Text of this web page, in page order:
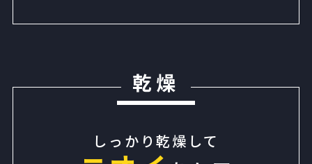
乾燥
しっかり乾燥して